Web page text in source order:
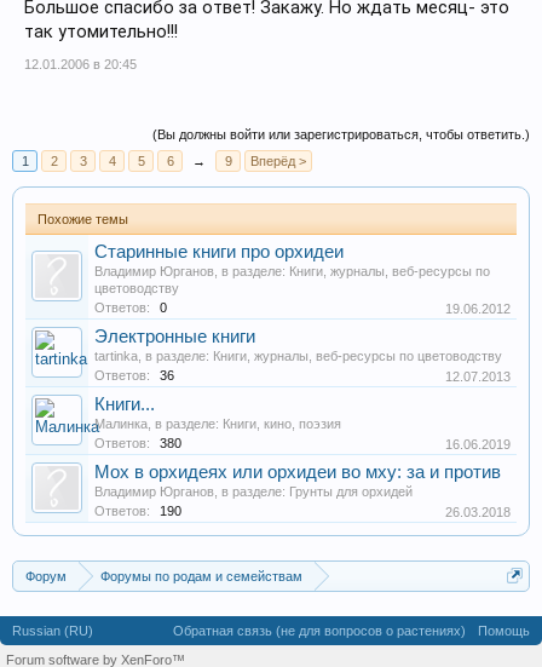
Большое спасибо за ответ! Закажу. Но ждать месяц- это
так утомительно!!!
12.01.2006 в 20:45
(Вы должны войти или зарегистрироваться, чтобы ответить.)
1
2 3 4 5 6 → 9 Вперёд >
Похожие темы
Старинные книги про орхидеи
Владимир Юрганов , в разделе: Книги, журналы, веб-ресурсы по
цветоводству
Ответов:
0 19.06.2012
Электронные книги
tartinka , в разделе: Книги, журналы, веб-ресурсы по цветоводству
Ответов:
36 12.07.2013
Книги...
Малинка , в разделе: Книги, кино, поэзия
Ответов:
380 16.06.2019
Мох в орхидеях или орхидеи во мху: за и против
Владимир Юрганов , в разделе: Грунты для орхидей
Ответов:
190 26.03.2018
Форум
Форумы по родам и семействам
Разговоры об орхидеях
Russian (RU) Обратная связь (не для вопросов о растениях)
Помощь
Forum software by XenForo™